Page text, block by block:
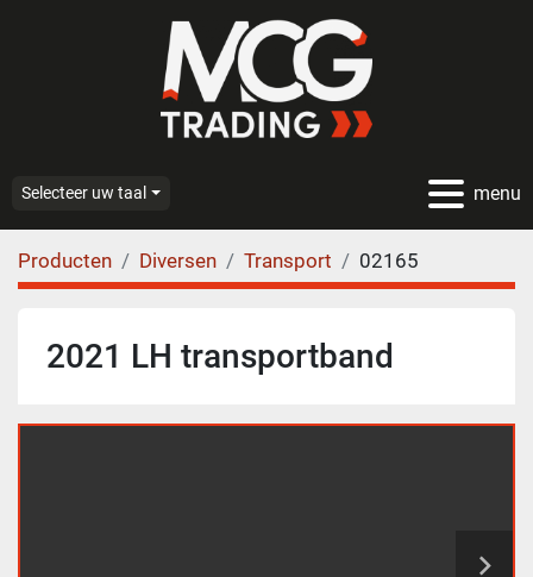
menu
Selecteer uw taal
Producten Diversen Transport 02165
2021 LH transportband